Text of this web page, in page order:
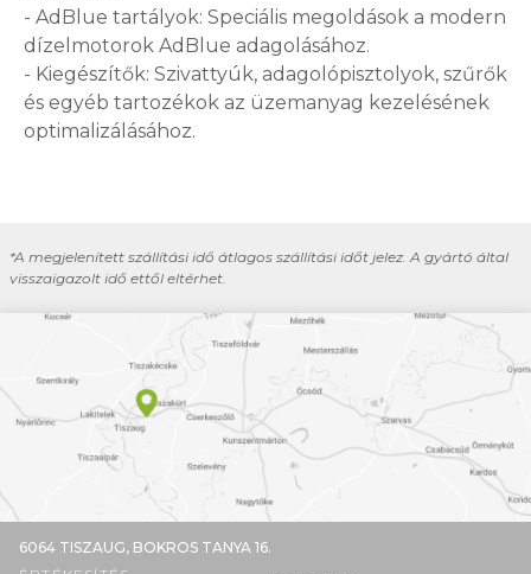
- AdBlue tartályok: Speciális megoldások a modern
dízelmotorok AdBlue adagolásához.
- Kiegészítők: Szivattyúk, adagolópisztolyok, szűrők
és egyéb tartozékok az üzemanyag kezelésének
optimalizálásához.
*A megjelenített szállítási idő átlagos szállítási időt jelez. A gyártó által
visszaigazolt idő ettől eltérhet.
6064 TISZAUG, BOKROS TANYA 16.